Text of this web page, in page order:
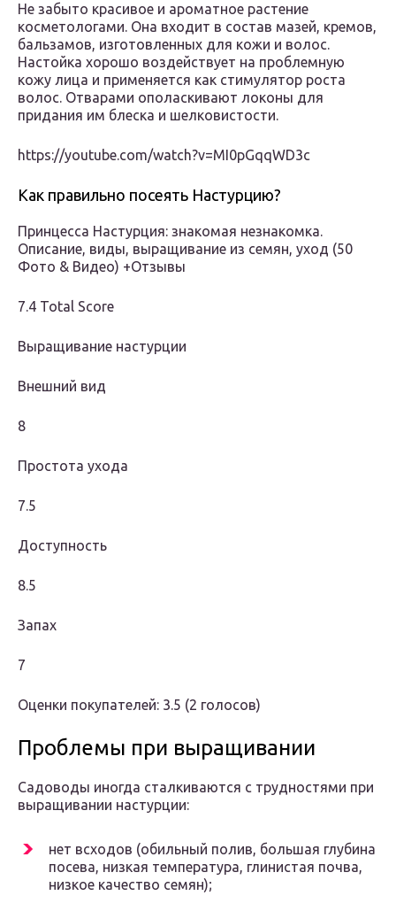
Не забыто красивое и ароматное растение
косметологами. Она входит в состав мазей, кремов,
бальзамов, изготовленных для кожи и волос.
Настойка хорошо воздействует на проблемную
кожу лица и применяется как стимулятор роста
волос. Отварами ополаскивают локоны для
придания им блеска и шелковистости.
https://youtube.com/watch?v=MI0pGqqWD3c
Как правильно посеять Настурцию?
Принцесса Настурция: знакомая незнакомка.
Описание, виды, выращивание из семян, уход (50
Фото & Видео) +Отзывы
7.4 Total Score
Выращивание настурции
Внешний вид
8
Простота ухода
7.5
Доступность
8.5
Запах
7
Оценки покупателей: 3.5 (2 голосов)
Проблемы при выращивании
Садоводы иногда сталкиваются с трудностями при
выращивании настурции:
нет всходов (обильный полив, большая глубина
посева, низкая температура, глинистая почва,
низкое качество семян);